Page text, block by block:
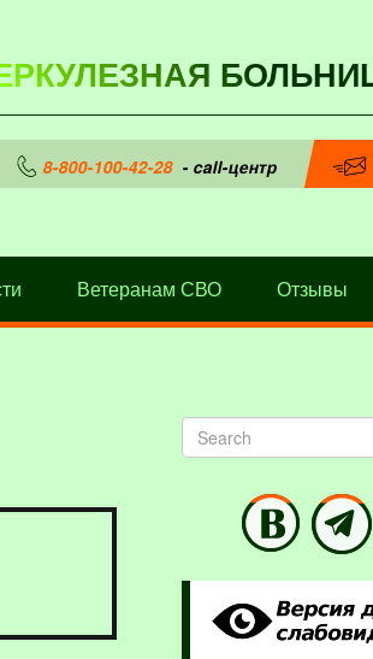
8-800-100-42-28- call-центр
Ветеранам СВО Отзывы
Search